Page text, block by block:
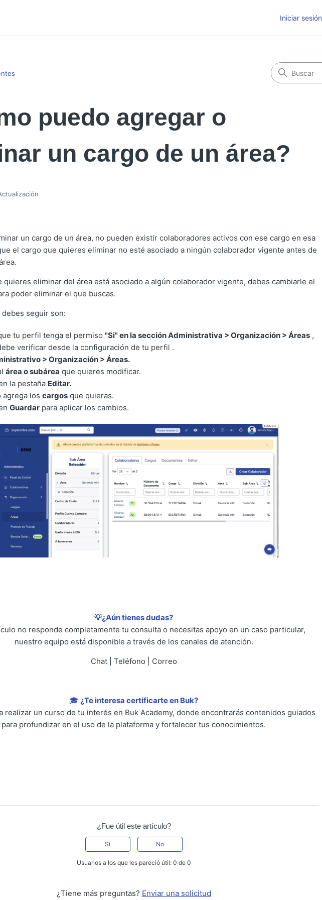
Iniciar sesión
puedo agregar o
un cargo de un área?
un cargo de un área, no pueden existir colaboradores activos con ese cargo en esa
el cargo que quieres eliminar no esté asociado a ningún colaborador vigente antes de
quieres eliminar del área está asociado a algún colaborador vigente, debes cambiarle el
poder eliminar el que buscas.
debes seguir son:
tu perfil tenga el permiso "Si" en la sección Administrativa > Organización > Áreas,
verificar desde la configuración de tu perfil .
> Organización > Áreas.
área o subárea que quieres modificar.
la pestaña Editar.
agrega los cargosque quieras.
Guardarpara aplicar los cambios.
💡¿Aún tienes dudas?
no responde completamente tu consulta o necesitas apoyo en un caso particular,
nuestro equipo está disponible a través de los canales de atención.
Chat | Teléfono | Correo
🎓¿Te interesa certificarte en Buk?
realizar un curso de tu interés en Buk Academy, donde encontrarás contenidos guiados
para profundizar en el uso de la plataforma y fortalecer tus conocimientos.
¿Fue útil este artículo?
Sí No
Usuarios a los que les pareció útil: 0 de 0
¿Tiene más preguntas? Enviar una solicitud